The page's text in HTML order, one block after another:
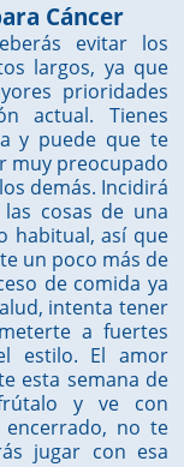
Cáncer
evitar los
largos, ya que
prioridades
actual. Tienes
y puede que te
muy preocupado
demás. Incidirá
cosas de una
habitual, así que
un poco más de
de comida ya
intenta tener
a fuertes
estilo. El amor
esta semana de
y ve con
no te
jugar con esa